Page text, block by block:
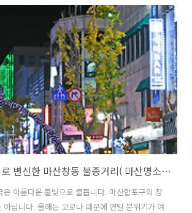
들어서니 제법 많은 사람들의 모습이 보입니다.
. ㅎㅎ ▼ 상상길에 들어서며... 저 너머에 무슨
시장과 시민극장으로 이어지는 창동사거리에 도
아 깜놀했습니다. 그 틈에서 달고나를 판매하는 노
어게임' 때문에 눈치보지 않고 바로 득템했습니
화려한 불빛 거리로 변신한 마산창동 불종거리( 마산명소/ 마산 빛거리 )
은 아름다운 불빛으로 물듭니다. 마산합포구의 창
아닙니다. 올해는 코로나 때문에 연말 분위기가 여